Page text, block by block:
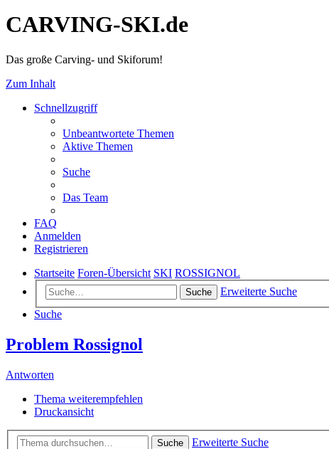
CARVING-SKI.de
Das große Carving- und Skiforum!
Zum Inhalt
Schnellzugriff
Unbeantwortete Themen
Aktive Themen
Suche
Das Team
FAQ
Anmelden
Registrieren
Startseite Foren-Übersicht SKI ROSSIGNOL
Suche
Erweiterte Suche
Suche
Problem Rossignol
Antworten
Thema weiterempfehlen
Druckansicht
Suche
Erweiterte Suche